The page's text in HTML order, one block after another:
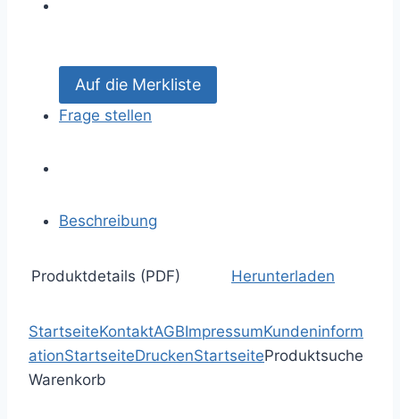
Frage stellen
Beschreibung
Produktdetails (PDF) Herunterladen
StartseiteKontaktAGBImpressumKundeninform
ationStartseiteDruckenStartseiteProduktsuche
Warenkorb